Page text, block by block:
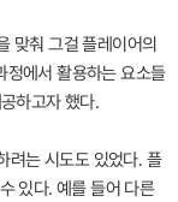
맞춰 그걸 플레이어의
정에서 활용하는 요소들
하고자 했다.
려는 시도도 있었다. 플
있다. 예를 들어 다른